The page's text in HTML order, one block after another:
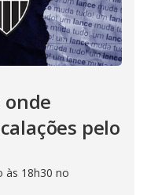
onde
pelo
às 18h30 no